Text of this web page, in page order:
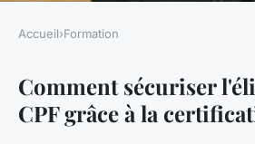
Sécuriser
à la certification
Accueil›Formation
Comment sécuriser
CPF grâce à la